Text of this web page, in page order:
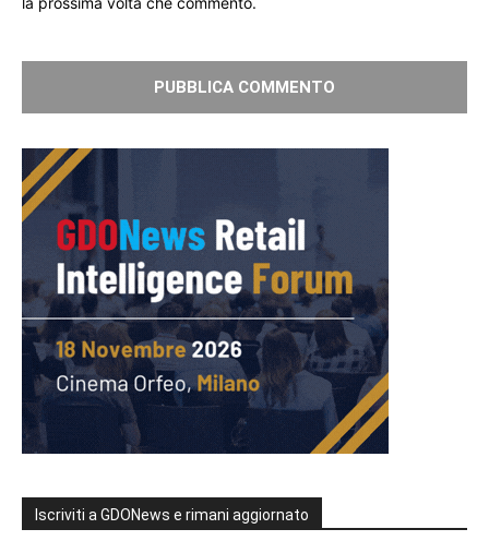
Iscriviti a GDONews e rimani aggiornato